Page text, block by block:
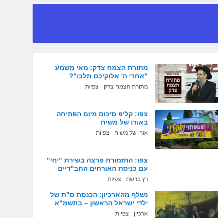
מתורת הצמח צדק: מאי משמע
"אחרי ה' אלוקיכם תלכו"?
מתורת הצמח צדק צפיות
צפו: קליפ סיכום מיום הפתיחה
באורו של משיח
אורו של משיח צפיות
צפו: התזמורת פרצה בשירת "יחי"
עם כניסת האורחים החב"דיים
רץ ברשת צפיות
נשלף מהארכיון: הכנסת ס"ת של
ילדי ישראל הראשון – בתשמ"א
ארכיון צפיות